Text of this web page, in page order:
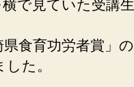
で見ていた受講生
食育功労者賞」の
た。